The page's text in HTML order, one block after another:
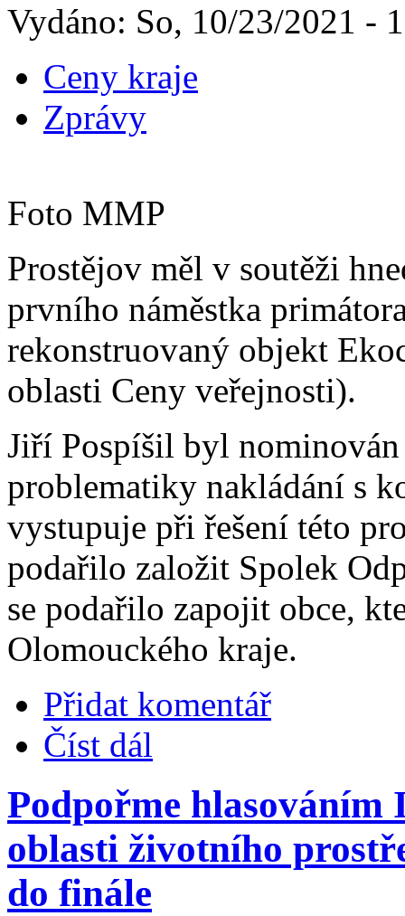
Vydáno: So, 10/23/2021 -
Ceny kraje
Zprávy
Foto MMP
Prostějov měl v soutěži
prvního náměstka
rekonstruovaný objekt
oblasti Ceny veřejnosti).
Jiří Pospíšil byl
problematiky nakládání s
vystupuje při řešení této
podařilo založit Spolek
se podařilo zapojit obce,
Olomouckého kraje.
Přidat komentář
Číst dál
Podpořme hlasováním
oblasti životního
do finále